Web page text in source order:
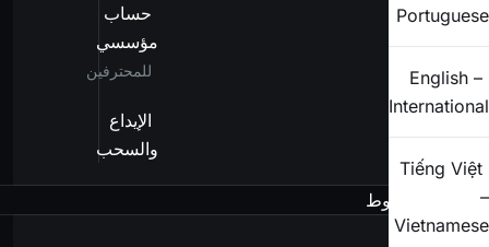
حساب
مؤسسي
للمحترفين
الإيداع
والسحب
الشروط
Portuguese
English –
International
Tiếng Việt
–
Vietnamese